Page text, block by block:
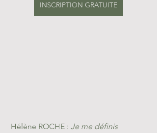
INSCRIPTION GRATUITE
Hélène ROCHE : Je me définis